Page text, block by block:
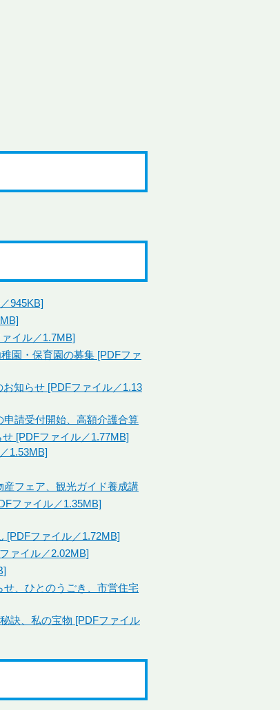
945KB]
イル／1.7MB]
園・保育園の募集 [PDFファ
知らせ [PDFファイル／1.13
申請受付開始、高額介護合算
[PDFファイル／1.77MB]
1.53MB]
フェア、観光ガイド養成講
ファイル／1.35MB]
[PDFファイル／1.72MB]
ァイル／2.02MB]
、ひとのうごき、市営住宅
訣、私の宝物 [PDFファイル